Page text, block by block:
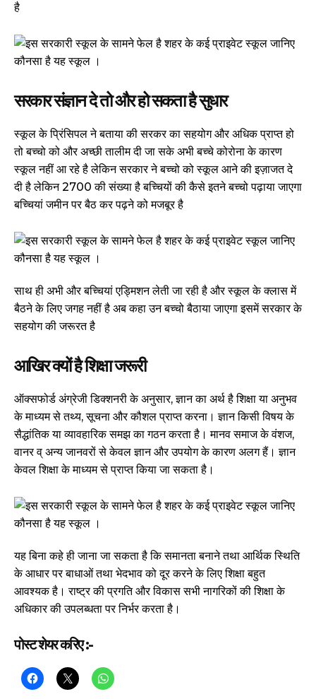
है
सरकार संज्ञान दे तो और हो सकता है सुधार
स्कूल के प्रिंसिपल ने बताया की सरकर का सहयोग और अधिक प्राप्त हो
तो बच्चो को और अच्छी तालीम दी जा सके अभी बच्चे कोरोना के कारण
स्कूल नहीं आ रहे है लेकिन सरकार ने बच्चो को स्कूल आने की इज़ाजत दे
दी है लेकिन 2700 की संख्या है बच्चियों की कैसे इतने बच्चो पढ़ाया जाएगा
बच्चियां जमीन पर बैठ कर पढ़ने को मजबूर है
साथ ही अभी और बच्चियां एड्मिशन लेती जा रही है और स्कूल के क्लास में
बैठने के लिए जगह नहीं है अब कहा उन बच्चो बैठाया जाएगा इसमें सरकार के
सहयोग की जरूरत है
आखिर क्यों है शिक्षा जरूरी
ऑक्सफोर्ड अंग्रेजी डिक्शनरी के अनुसार, ज्ञान का अर्थ है शिक्षा या अनुभव
के माध्यम से तथ्य, सूचना और कौशल प्राप्त करना। ज्ञान किसी विषय के
सैद्धांतिक या व्यावहारिक समझ का गठन करता है। मानव समाज के वंशज,
वानर व् अन्य जानवरों से केवल ज्ञान और उपयोग के कारण अलग हैं। ज्ञान
केवल शिक्षा के माध्यम से प्राप्त किया जा सकता है।
यह बिना कहे ही जाना जा सकता है कि समानता बनाने तथा आर्थिक स्थिति
के आधार पर बाधाओं तथा भेदभाव को दूर करने के लिए शिक्षा बहुत
आवश्यक है। राष्ट्र की प्रगति और विकास सभी नागरिकों की शिक्षा के
अधिकार की उपलब्धता पर निर्भर करता है।
पोस्ट शेयर करिए :-